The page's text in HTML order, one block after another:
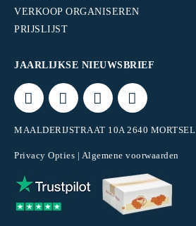
VERKOOP ORGANISEREN
PRIJSLIJST
JAARLIJKSE NIEUWSBRIEF
MAALDERIJSTRAAT 10A 2640 MORTSEL
Privacy Opties | Algemene voorwaarden